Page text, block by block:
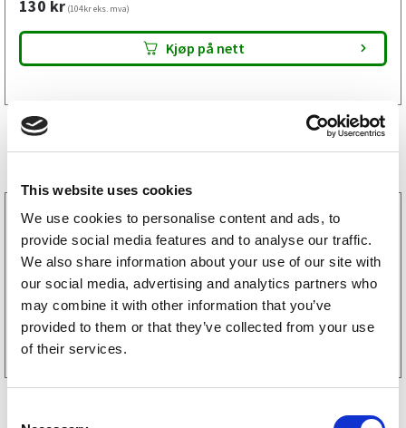
This website uses cookies
We use cookies to personalise content and ads, to
provide social media features and to analyse our traffic.
We also share information about your use of our site with
our social media, advertising and analytics partners who
may combine it with other information that you’ve
provided to them or that they’ve collected from your use
of their services.
130 kr (104kr eks. mva)
Kjøp på nett
Lignende produkter
1020100
Akselpakke til tilhenger Knott 1050 kg 1000/1450
4×100
16 631 kr (13305kr eks. mva)
Kjøp på nett